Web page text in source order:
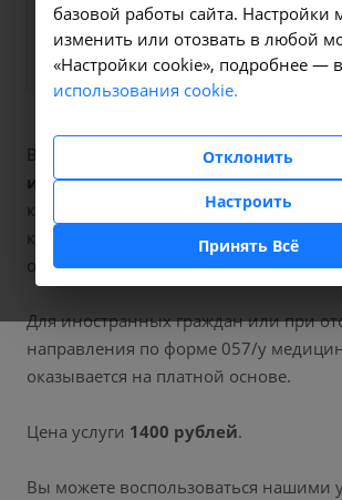
Заказать услугу
В наших клиниках мы проводим
исследование микропрепарата
код услуги (НМУ)
A08.20.017. Для
которых есть направление,
оказывается по полису ОМС
Для иностранных граждан или при
направления по форме 057/у
оказывается на платной основе.
Цена услуги 1400 рублей.
Вы можете воспользоваться нашими
базовой работы сайта. Настройки
изменить или отозвать в любой
«Настройки cookie», подробнее — в
использования cookie.
Отклонить
Настроить
Принять Всё